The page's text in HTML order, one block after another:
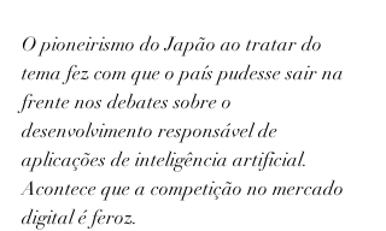
O pioneirismo do Japão ao tratar do
tema fez com que o país pudesse sair na
frente nos debates sobre o
desenvolvimento responsável de
aplicações de inteligência artificial.
Acontece que a competição no mercado
digital é feroz.